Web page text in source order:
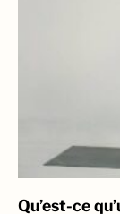
Qu’est-ce